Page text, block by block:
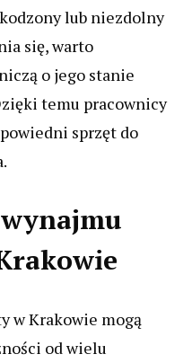
lub niezdolny
się, warto
o jego stanie
temu pracownicy
sprzęt do
w Krakowie mogą
od wielu